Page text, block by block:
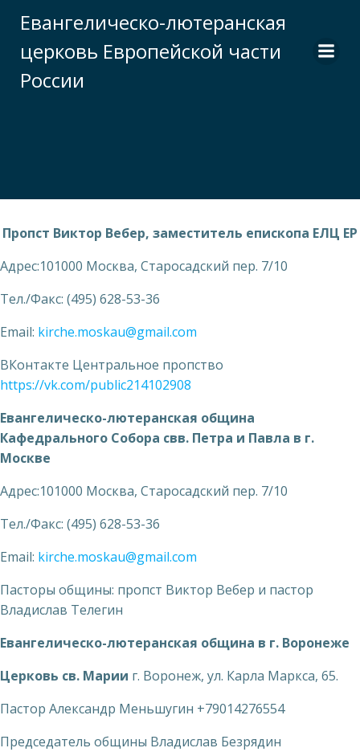
к
содержимому
Евангелическо-лютеранская
церковь Европейской части
России
Пропст Виктор Вебер, заместитель епископа ЕЛЦ ЕР
Адрес:101000 Москва, Старосадский пер. 7/10
Тел./Факс: (495) 628-53-36
Email: kirche.moskau@gmail.com
ВКонтакте Центральное пропство
https://vk.com/public214102908
Евангелическо-лютеранская община
Кафедрального Собора свв. Петра и Павла в г.
Москве
Адрес:101000 Москва, Старосадский пер. 7/10
Тел./Факс: (495) 628-53-36
Email: kirche.moskau@gmail.com
Пасторы общины: пропст Виктор Вебер и пастор
Владислав Телегин
Евангелическо-лютеранская община в г. Воронеже
Церковь св. Марии г. Воронеж, ул. Карла Маркса, 65.
Пастор Александр Меньшугин +79014276554
Председатель общины Владислав Безрядин